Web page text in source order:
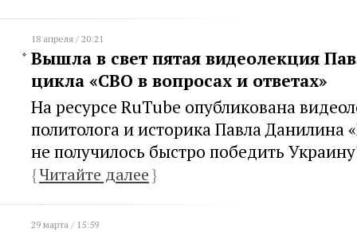
18 апреля / 20:21
Вышла в свет пятая видеолекция
цикла «СВО в вопросах и ответах»
На ресурсе RuTube опубликована
политолога и историка Павла Данилина
не получилось быстро победить
{Читайте далее}
29 марта / 15:59